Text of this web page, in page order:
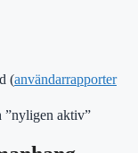
(användarrapporter
”nyligen aktiv”